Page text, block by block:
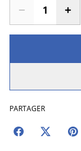
PARTAGER